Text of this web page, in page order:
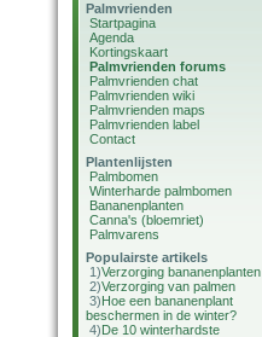
Palmvrienden
Startpagina
Agenda
Kortingskaart
Palmvrienden forums
Palmvrienden chat
Palmvrienden wiki
Palmvrienden maps
Palmvrienden label
Contact
Plantenlijsten
Palmbomen
Winterharde palmbomen
Bananenplanten
Canna's (bloemriet)
Palmvarens
Populairste artikels
1)Verzorging bananenplanten
2)Verzorging van palmen
3)Hoe een bananenplant
beschermen in de winter?
4)De 10 winterhardste